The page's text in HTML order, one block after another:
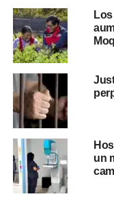
un referente de
señaló la
La viabilidad del
del espigón es un
economía local,
fortalecer la
internacionales.
RELATED TOPICS:
GILIA GUTIÉRREZ
OBRAS POR
un